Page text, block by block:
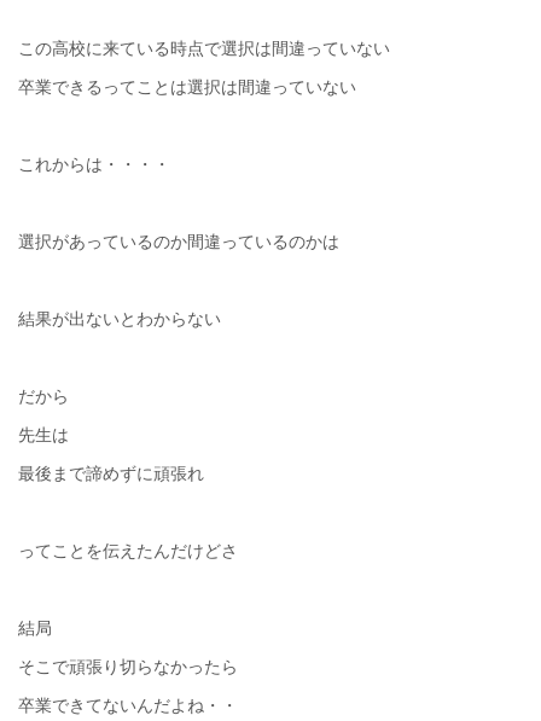
この高校に来ている時点で選択は間違っていない
卒業できるってことは選択は間違っていない
これからは・・・・
選択があっているのか間違っているのかは
結果が出ないとわからない
だから
先生は
最後まで諦めずに頑張れ
ってことを伝えたんだけどさ
結局
そこで頑張り切らなかったら
卒業できてないんだよね・・